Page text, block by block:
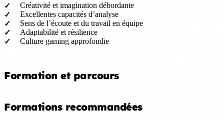
Créativité et imagination débordante
Excellentes capacités d’analyse
Sens de l’écoute et du travail en équipe
Adaptabilité et résilience
Culture gaming approfondie
Formation et parcours
Formations recommandées